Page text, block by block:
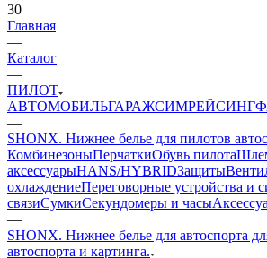
30
Главная
—
Каталог
—
ПИЛОТ
АВТОМОБИЛЬГАРАЖСИМРЕЙСИНГ
—
SHONX. Нижнее белье для пилотов
КомбинезоныПерчаткиОбувь пилота
аксессуарыHANS/HYBRIDЗащиты
охлаждениеПереговорные устройства и
связиСумкиСекундомеры и часы
—
SHONX. Нижнее белье для автоспорта
автоспорта и картинга.